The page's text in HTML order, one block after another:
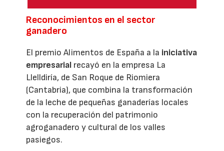
Reconocimientos en el sector
ganadero
El premio Alimentos de España a la iniciativa
empresarial recayó en la empresa La
Llelldiría, de San Roque de Riomiera
(Cantabria), que combina la transformación
de la leche de pequeñas ganaderías locales
con la recuperación del patrimonio
agroganadero y cultural de los valles
pasiegos.